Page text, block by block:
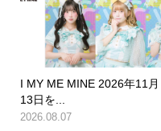
I MY ME MINE 2026年11月
13日を...
2026.08.07